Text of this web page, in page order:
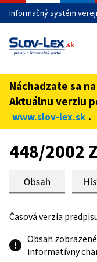
Informačný systém
Táto stránka je
cez zabezpečenú
Zabezpečená stránka
domény webového
Náchadzate sa
Aktuálnu verziu
www.slov-lex.sk .
Preskoč na obsah
448/2002
Časová verzia
Obsah
informatívny